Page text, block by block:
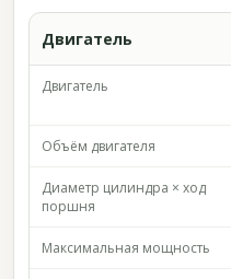
Двигатель
Двигатель
Объём двигателя
Диаметр цилиндра × ход
поршня
Максимальная мощность